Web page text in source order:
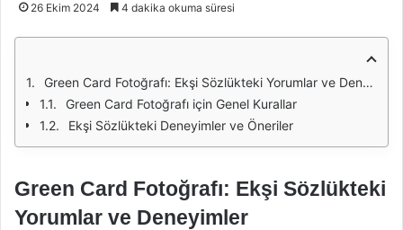
26 Ekim 2024 4 dakika okuma süresi
Green Card Fotoğrafı: Ekşi Sözlükteki Yorumlar ve Deneyimler
Green Card Fotoğrafı için Genel Kurallar
Ekşi Sözlükteki Deneyimler ve Öneriler
Green Card Fotoğrafı: Ekşi Sözlükteki
Yorumlar ve Deneyimler